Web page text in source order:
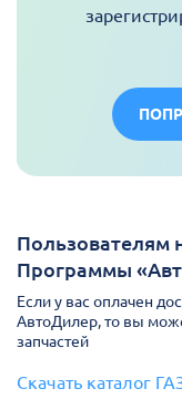
Пользователям
Программы
Если у вас оплачен
АвтоДилер, то вы
запчастей
Скачать каталог